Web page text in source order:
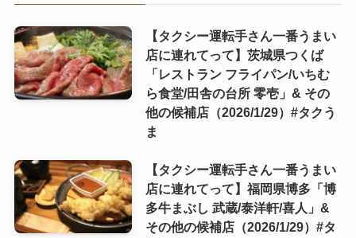
【タクシー運転手さん一番うまい
店に連れてって】茨城県つくば
「レストラン フライパン/いちむ
ら食堂/田舎の台所 零壱」& その
他の候補店（2026/1/29）#タクう
ま
【タクシー運転手さん一番うまい
店に連れてって】福岡県博多「博
多牛まぶし 武蔵/泰洋軒/喜人」&
その他の候補店（2026/1/29）#タ